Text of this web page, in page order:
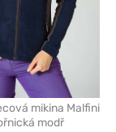
mikina Malfini
modř